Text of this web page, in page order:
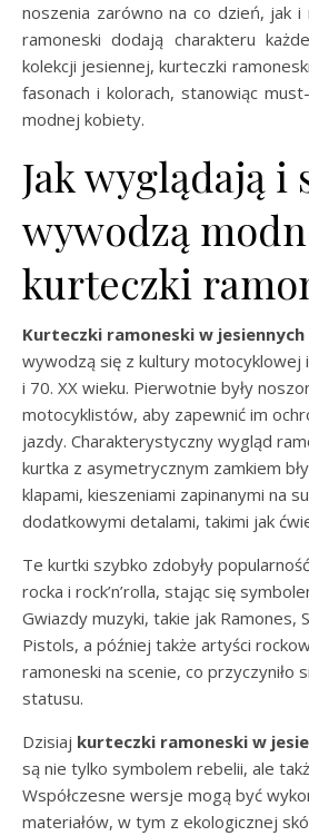
noszenia zarówno na co dzień, jak i
ramoneski dodają charakteru
kolekcji jesiennej, kurteczki
fasonach i kolorach, stanowiąc
modnej kobiety.
Jak wyglądają i
wywodzą
kurteczki
Kurteczki ramoneski w
wywodzą się z kultury motocyklowej
i 70. XX wieku. Pierwotnie były
motocyklistów, aby zapewnić im
jazdy. Charakterystyczny wygląd
kurtka z asymetrycznym zamkiem
klapami, kieszeniami zapinanymi na
dodatkowymi detalami, takimi jak
Te kurtki szybko zdobyły
rocka i rock’n’rolla, stając się
Gwiazdy muzyki, takie jak Ramones,
Pistols, a później także artyści
ramoneski na scenie, co przyczyniło
statusu.
Dzisiaj kurteczki ramoneski w
są nie tylko symbolem rebelii, ale
Współczesne wersje mogą być
materiałów, w tym z ekologicznej